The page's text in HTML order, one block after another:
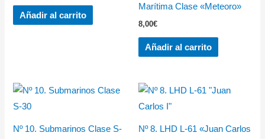
Añadir al carrito
Marítima Clase «Meteoro»
8,00€
Añadir al carrito
Nº 10. Submarinos Clase S-
Nº 8. LHD L-61 «Juan Carlos